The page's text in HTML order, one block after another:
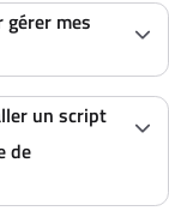
mes
un script
de